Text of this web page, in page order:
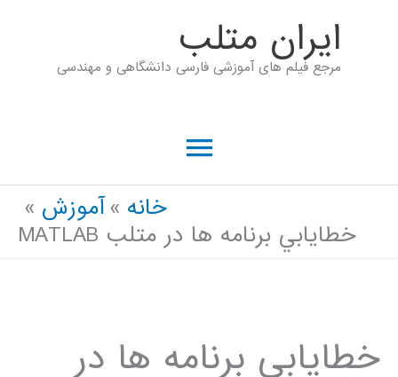
ايران متلب
مرجع فیلم های آموزشی فارسی دانشگاهی و مهندسی
فهرست
اصلی
خانه
آموزش
خطايابي برنامه ها در متلب MATLAB
خطايابي برنامه ها در